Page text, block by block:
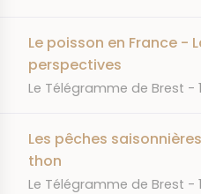
Le poisson en France -
perspectives
JOURNAL
Le Télégramme de Brest
Les pêches
thon
JOURNAL
Le Télégramme de Brest